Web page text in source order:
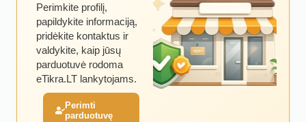
Perimkite profilį,
papildykite informaciją,
pridėkite kontaktus ir
valdykite, kaip jūsų
parduotuvė rodoma
eTikra.LT lankytojams.
Perimti
parduotuvę